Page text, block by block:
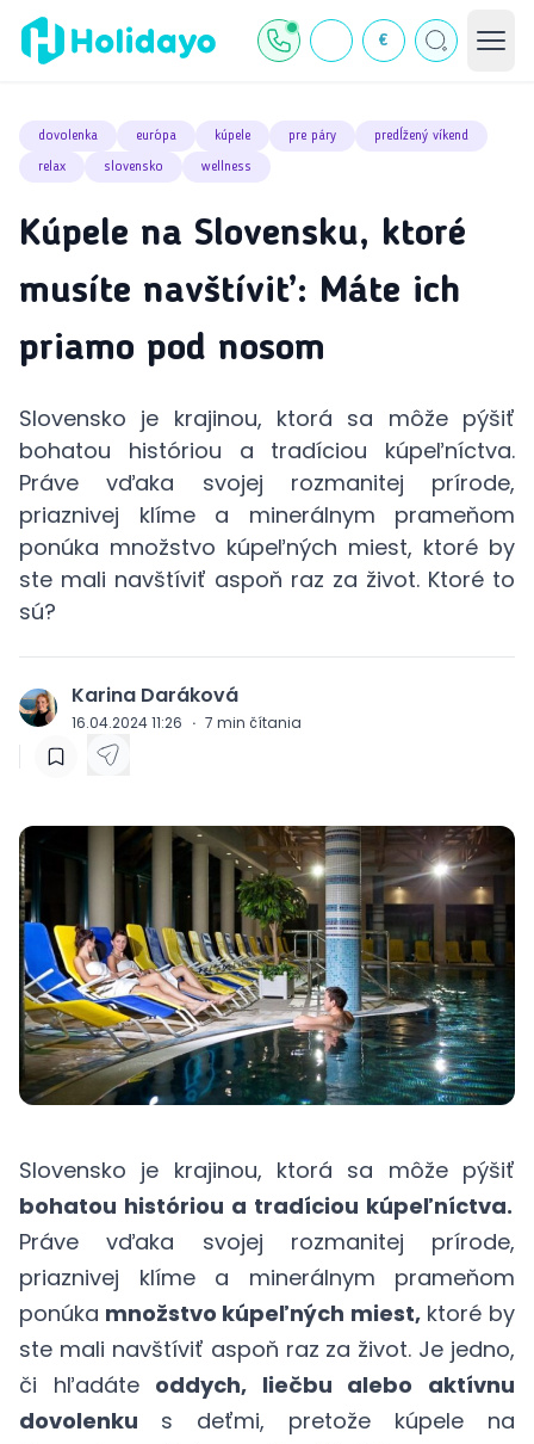
€
dovolenka európa kúpele pre páry predĺžený víkend
relax slovensko wellness
Kúpele na Slovensku, ktoré
musíte navštíviť: Máte ich
priamo pod nosom
Slovensko je krajinou, ktorá sa môže pýšiť
bohatou históriou a tradíciou kúpeľníctva.
Práve vďaka svojej rozmanitej prírode,
priaznivej klíme a minerálnym prameňom
ponúka množstvo kúpeľných miest, ktoré by
ste mali navštíviť aspoň raz za život. Ktoré to
sú?
J Karina Daráková
16.04.2024 11:26 · 7 min čítania
Slovensko je krajinou, ktorá sa môže pýšiť
bohatou históriou a tradíciou kúpeľníctva.
Práve vďaka svojej rozmanitej prírode,
priaznivej klíme a minerálnym prameňom
ponúka množstvo kúpeľných miest,ktoré by
ste mali navštíviť aspoň raz za život. Je jedno,
či hľadáte oddych, liečbu alebo aktívnu
dovolenku s deťmi, pretože kúpele na